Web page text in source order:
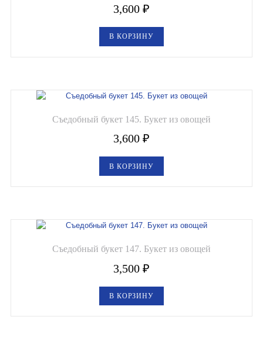
Съедобные Боксы Ящики
3,600 ₽
В КОРЗИНУ
Съедобный букет 145. Букет из овощей
3,600 ₽
В КОРЗИНУ
Съедобный букет 147. Букет из овощей
3,500 ₽
В КОРЗИНУ